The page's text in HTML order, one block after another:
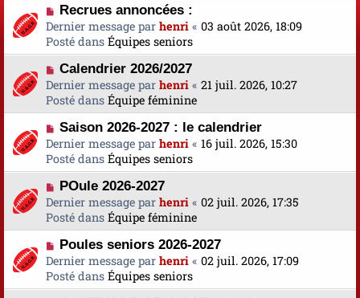
N
o
u
v
e
a
u
m
e
s
s
a
g
e
Recrues annoncées :
Dernier message par henri « 03 août 2026, 18:09
Posté dans Équipes seniors
N
o
u
v
e
a
u
m
e
s
s
a
g
e
Calendrier 2026/2027
Dernier message par henri « 21 juil. 2026, 10:27
Posté dans Équipe féminine
N
o
u
v
e
a
u
m
e
s
s
a
Saison 2026-2027 : le calendrier
Dernier message par henri « 16 juil. 2026, 15:30
Posté dans Équipes seniors
N
o
u
v
e
a
u
m
POule 2026-2027
Dernier message par henri « 02 juil. 2026, 17:35
Posté dans Équipe féminine
N
o
u
v
Poules seniors 2026-2027
Dernier message par henri « 02 juil. 2026, 17:09
Posté dans Équipes seniors